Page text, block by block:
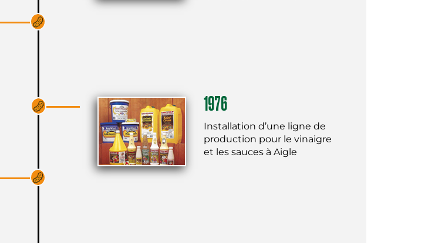
1976
Installation d’une ligne de
production pour le vinaigre
et les sauces à Aigle